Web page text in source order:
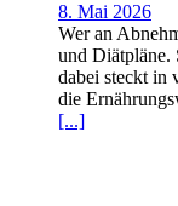
8. Mai 2026
Wer an
und Diätpläne.
dabei steckt in
die
[...]